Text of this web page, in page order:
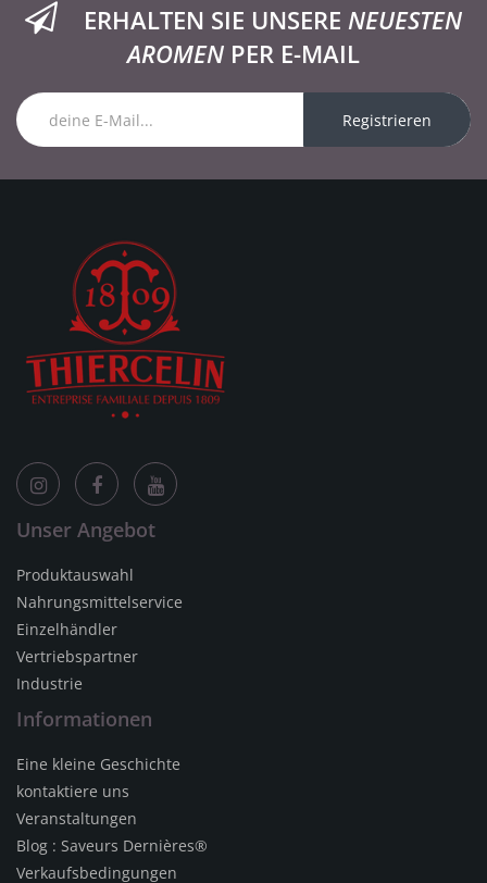
ERHALTEN SIE UNSERE NEUESTEN
AROMEN PER E-MAIL
Registrieren
Unser Angebot
Produktauswahl
Nahrungsmittelservice
Einzelhändler
Vertriebspartner
Industrie
Informationen
Eine kleine Geschichte
kontaktiere uns
Veranstaltungen
Blog : Saveurs Dernières®
Verkaufsbedingungen